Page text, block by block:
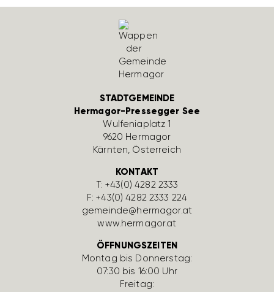
STADTGEMEINDE
Hermagor-Pressegger See
Wulfe­nia­platz 1
9620 Hermagor
Kärnten, Öster­reich
KONTAKT
T:+43(0) 4282 2333
F: +43(0) 4282 2333 224
gemeinde@hermagor.at
www.hermagor.at
ÖFFNUNGSZEITEN
Montag bis Donnerstag:
07:30 bis 16:00 Uhr
Freitag: